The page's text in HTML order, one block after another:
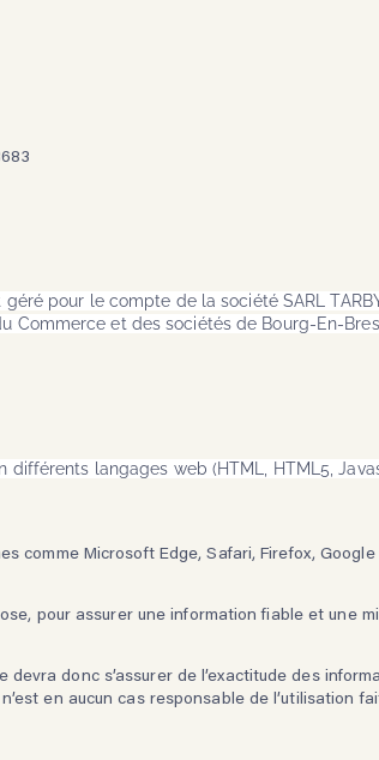
pour le compte de la société SARL
Commerce et des sociétés de Bourg-En-
différents langages web (HTML, HTML5,
comme Microsoft Edge, Safari, Firefox,
pour assurer une information fiable et une
donc s’assurer de l’exactitude des
en aucun cas responsable de